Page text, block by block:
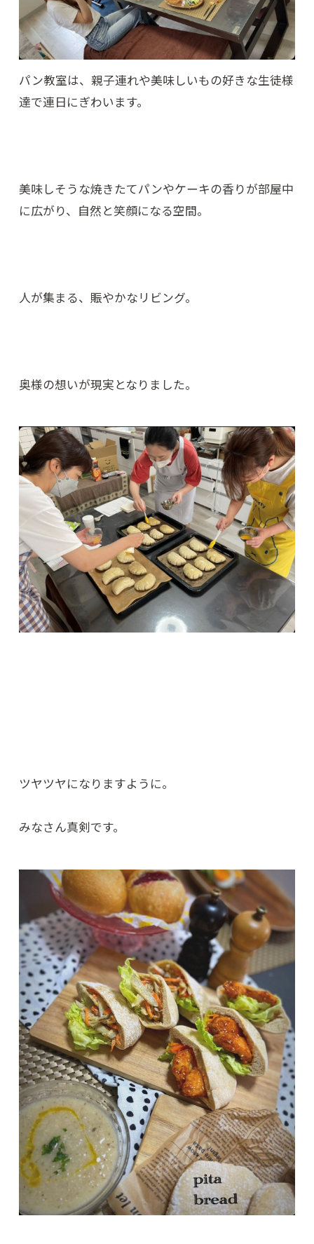
パン教室は、親子連れや美味しいもの好きな生徒様
達で連日にぎわいます。
美味しそうな焼きたてパンやケーキの香りが部屋中
に広がり、自然と笑顔になる空間。
人が集まる、賑やかなリビング。
奥様の想いが現実となりました。
ツヤツヤになりますように。
みなさん真剣です。